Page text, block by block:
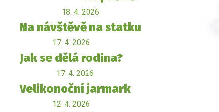
18. 4. 2026
Na návštěvě na statku
17. 4. 2026
Jak se dělá rodina?
17. 4. 2026
Velikonoční jarmark
12. 4. 2026